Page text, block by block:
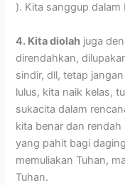
). Kita sanggup dalam
4. Kita diolah juga
direndahkan,
sindir, dll, tetap
lulus, kita naik kelas,
sukacita dalam
kita benar dan
yang pahit bagi
memuliakan Tuhan,
Tuhan.